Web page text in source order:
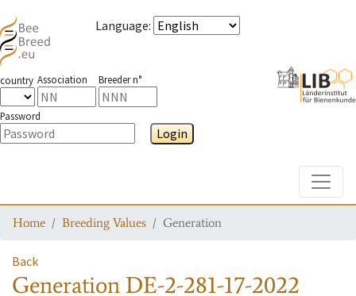
Language:
country Association Breeder n°
Password
Login
Home Breeding Values Generation
Back
Generation DE-2-281-17-2022